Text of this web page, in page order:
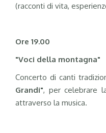
(racconti di vita,
Ore 19.00
"Voci della montagna"
Concerto di canti
Grandi", per celebrare
attraverso la musica.